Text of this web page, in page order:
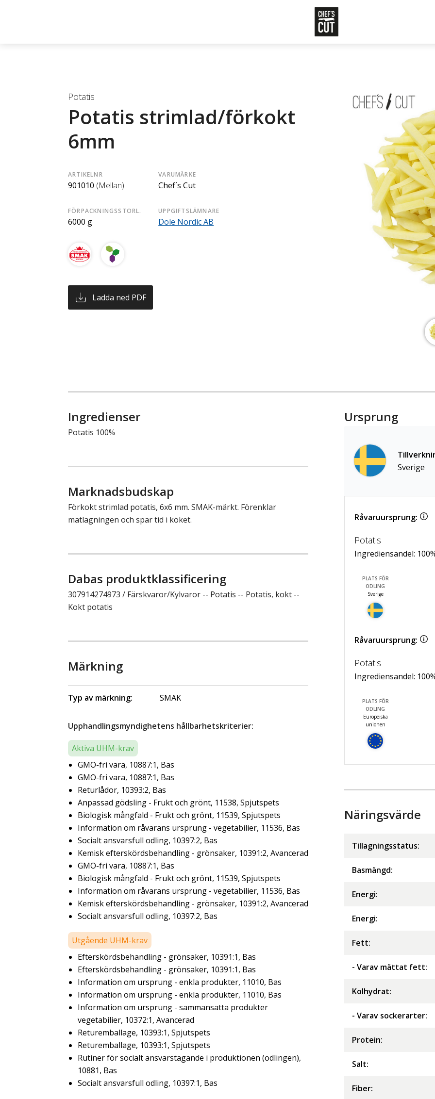
Potatis
Potatis strimlad/förkokt
6mm
ARTIKELNR
901010 (Mellan)
VARUMÄRKE
Chef´s Cut
FÖRPACKNINGSSTORL.
6000 g
UPPGIFTSLÄMNARE
Dole Nordic AB
Ladda ned PDF
Ingredienser
Potatis 100%
Marknadsbudskap
Förkokt strimlad potatis, 6x6 mm. SMAK-märkt. Förenklar
matlagningen och spar tid i köket.
Dabas produktklassificering
307914274973 / Färskvaror/Kylvaror -- Potatis -- Potatis, kokt --
Kokt potatis
Märkning
Typ av märkning: SMAK
Upphandlingsmyndighetens hållbarhetskriterier:
Aktiva UHM-krav
GMO-fri vara, 10887:1, Bas
GMO-fri vara, 10887:1, Bas
Returlådor, 10393:2, Bas
Anpassad gödsling - Frukt och grönt, 11538, Spjutspets
Biologisk mångfald - Frukt och grönt, 11539, Spjutspets
Information om råvarans ursprung - vegetabilier, 11536, Bas
Socialt ansvarsfull odling, 10397:2, Bas
Kemisk efterskördsbehandling - grönsaker, 10391:2, Avancerad
GMO-fri vara, 10887:1, Bas
Biologisk mångfald - Frukt och grönt, 11539, Spjutspets
Information om råvarans ursprung - vegetabilier, 11536, Bas
Kemisk efterskördsbehandling - grönsaker, 10391:2, Avancerad
Socialt ansvarsfull odling, 10397:2, Bas
Utgående UHM-krav
Efterskördsbehandling - grönsaker, 10391:1, Bas
Efterskördsbehandling - grönsaker, 10391:1, Bas
Information om ursprung - enkla produkter, 11010, Bas
Information om ursprung - enkla produkter, 11010, Bas
Information om ursprung - sammansatta produkter
vegetabilier, 10372:1, Avancerad
Returemballage, 10393:1, Spjutspets
Returemballage, 10393:1, Spjutspets
Rutiner för socialt ansvarstagande i produktionen (odlingen),
10881, Bas
Socialt ansvarsfull odling, 10397:1, Bas
Ursprung
Sverige
Råvaruursprung:
Potatis
Ingrediensandel: 100
PLATS FÖR
ODLING
Sverige
Råvaruursprung:
Potatis
Ingrediensandel: 100
PLATS FÖR
ODLING
Europeiska
unionen
Näringsvärde
Tillagningsstatus:
Basmängd:
Energi:
Energi:
Fett:
- Varav mättat fett:
Kolhydrat:
- Varav sockerarter:
Protein:
Salt:
Fiber: